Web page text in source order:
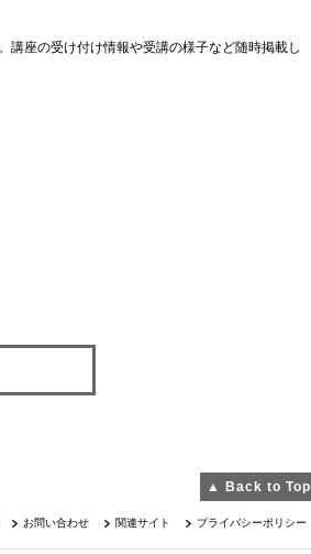
座の受け付け情報や受講の様子など随時掲載し
▲ Back to Top
お問い合わせ 関連サイト プライバシーポリシー